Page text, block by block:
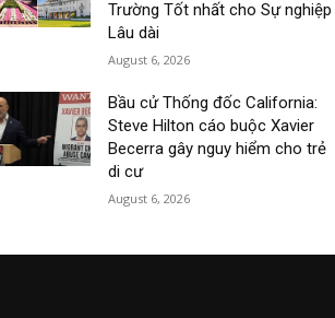
Trường Tốt nhất cho Sự nghiệp
Lâu dài
August 6, 2026
Bầu cử Thống đốc California:
Steve Hilton cáo buộc Xavier
Becerra gây nguy hiểm cho trẻ
di cư
August 6, 2026